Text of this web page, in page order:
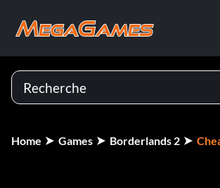
Home Games Borderlands 2